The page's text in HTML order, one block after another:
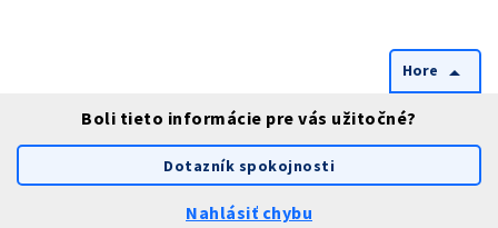
Hore arrow_drop_up
Boli tieto informácie pre vás užitočné?
Dotazník spokojnosti
Nahlásiť chybu